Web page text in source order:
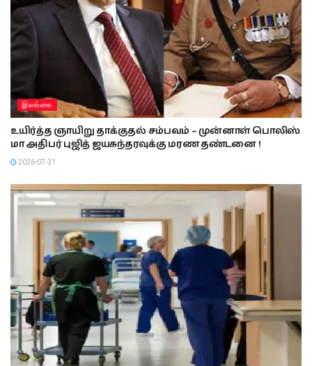
இலங்கை
உயிர்த்த ஞாயிறு தாக்குதல் சம்பவம் – முன்னாள் பொலிஸ்
மா அதிபர் புஜித் ஜயசுந்தரவுக்கு மரண தண்டனை !
2026-07-31